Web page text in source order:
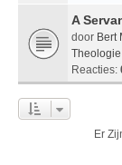
A
door Bert
Reacties:
Er